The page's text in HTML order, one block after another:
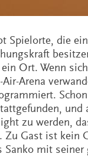
Spielorte, die
Ort. Wenn
Air-Arena
und
zu werden,
Zu Gast ist kein
Sanko mit seiner